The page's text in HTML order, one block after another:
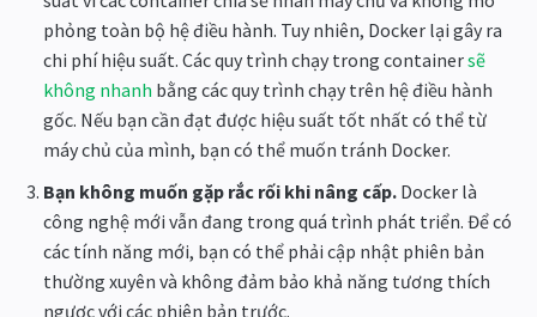
phỏng toàn bộ hệ điều hành. Tuy nhiên, Docker lại gây ra
chi phí hiệu suất. Các quy trình chạy trong containersẽ
không nhanh bằng các quy trình chạy trên hệ điều hành
gốc. Nếu bạn cần đạt được hiệu suất tốt nhất có thể từ
máy chủ của mình, bạn có thể muốn tránh Docker.
Bạn không muốn gặp rắc rối khi nâng cấp.Docker là
công nghệ mới vẫn đang trong quá trình phát triển. Để có
các tính năng mới, bạn có thể phải cập nhật phiên bản
thường xuyên và không đảm bảo khả năng tương thích
ngược với các phiên bản trước.